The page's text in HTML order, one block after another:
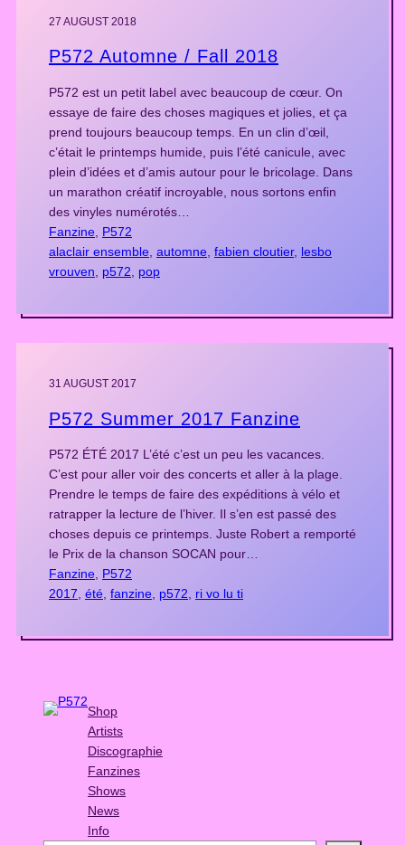
27 AUGUST 2018
P572 Automne / Fall 2018
P572 est un petit label avec beaucoup de cœur. On
essaye de faire des choses magiques et jolies, et ça
prend toujours beaucoup temps. En un clin d’œil,
c’était le printemps humide, puis l’été canicule, avec
plein d’idées et d’amis autour pour le bricolage. Dans
un marathon créatif incroyable, nous sortons enfin
des vinyles numérotés…
Fanzine P572
alaclair ensemble automne fabien cloutier, lesbo
vrouven
p572 pop
31 AUGUST 2017
P572 Summer 2017 Fanzine
P572 ÉTÉ 2017 L’été c’est un peu les vacances.
C’est pour aller voir des concerts et aller à la plage.
Prendre le temps de faire des expéditions à vélo et
ratrapper la lecture de l’hiver. Il s’en est passé des
choses depuis ce printemps. Juste Robert a remporté
le Prix de la chanson SOCAN pour…
Fanzine, P572
2017, été, fanzine, p572, ri vo lu ti
Shop
Artists
Discographie
Fanzines
Shows
News
Info